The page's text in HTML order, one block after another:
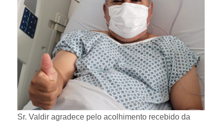
Sr. Valdir agradece pelo acolhimento recebido da